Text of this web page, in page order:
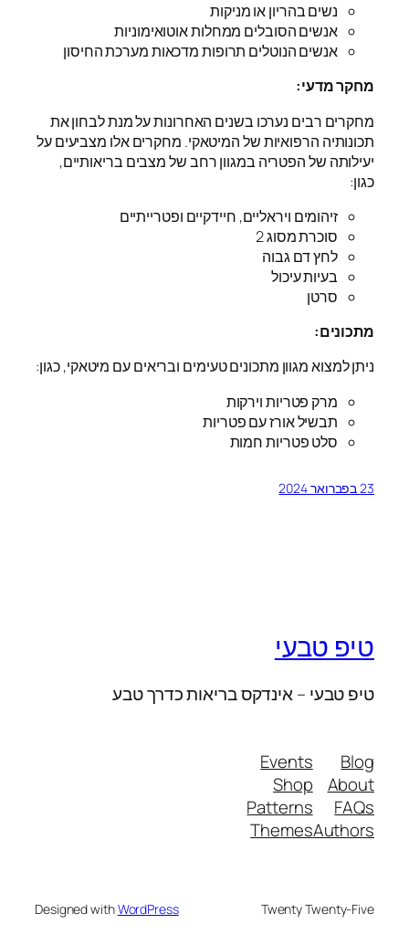
נשים בהריון או מניקות
אנשים הסובלים ממחלות אוטואימוניות
אנשים הנוטלים תרופות מדכאות מערכת החיסון
מחקר מדעי:
מחקרים רבים נערכו בשנים האחרונות על מנת לבחון את
תכונותיה הרפואיות של המיטאקי. מחקרים אלו מצביעים על
יעילותה של הפטריה במגוון רחב של מצבים בריאותיים,
כגון:
זיהומים ויראליים, חיידקיים ופטרייתיים
סוכרת מסוג 2
לחץ דם גבוה
בעיות עיכול
סרטן
מתכונים:
ניתן למצוא מגוון מתכונים טעימים ובריאים עם מיטאקי, כגון:
מרק פטריות וירקות
תבשיל אורז עם פטריות
סלט פטריות חמות
23 בפברואר 2024
טיפ טבעי
טיפ טבעי – אינדקס בריאות כדרך טבע
Blog
About
FAQs
Authors
Events
Shop
Patterns
Themes
Twenty Twenty-Five
Designed withWordPress